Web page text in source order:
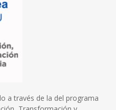
a través de la del programa